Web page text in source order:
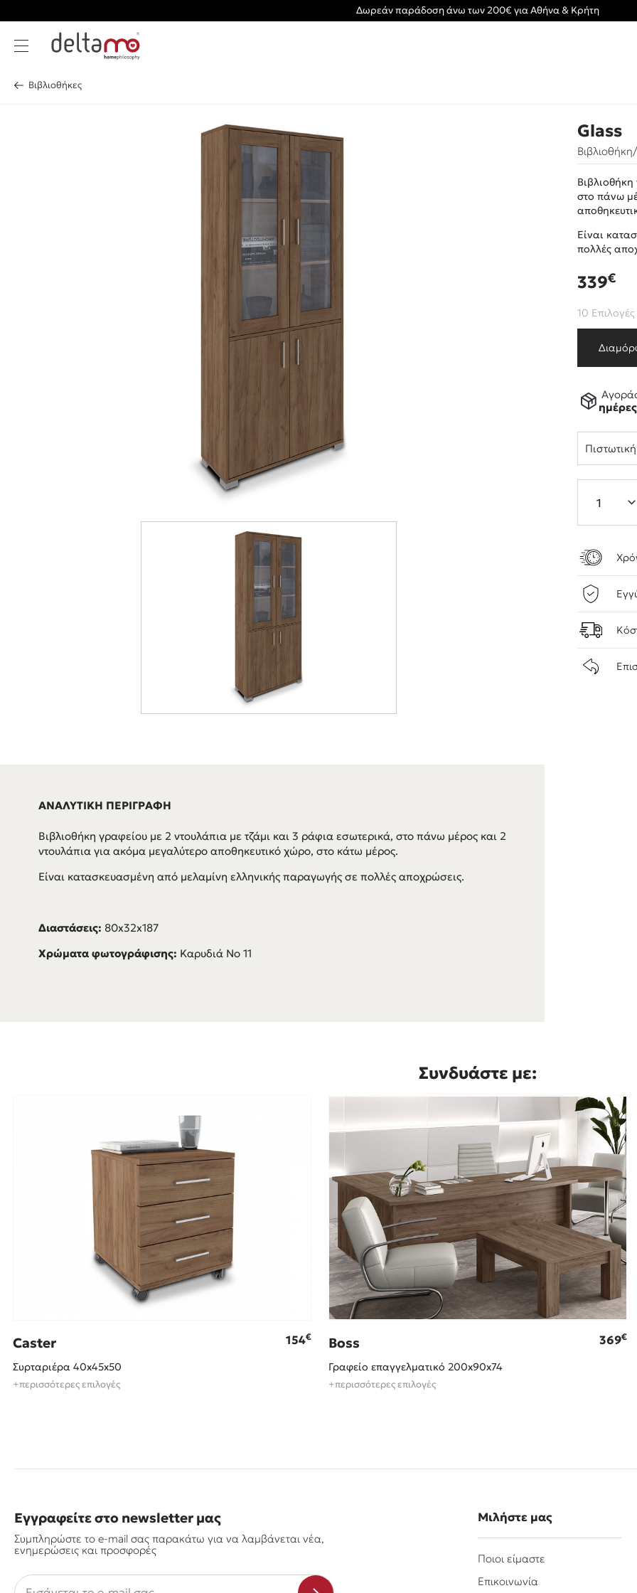
Δωρεάν παράδοση άνω των 200€ για Αθήνα & Κρήτη
Βιβλιοθήκες
ΑΝΑΛΥΤΙΚΗ ΠΕΡΙΓΡΑΦΗ
Βιβλιοθήκη γραφείου με 2 ντουλάπια με τζάμι και 3 ράφια εσωτερικά, στο πάνω μέρος και 2
ντουλάπια για ακόμα μεγαλύτερο αποθηκευτικό χώρο, στο κάτω μέρος.
Είναι κατασκευασμένη από μελαμίνη ελληνικής παραγωγής σε πολλές αποχρώσεις.
Διαστάσεις: 80x32x187
Χρώματα φωτογράφισης: Καρυδιά Νο 11
Glass
στο πάνω
Είναι
πολλές
339€
10 Επιλογές
ημέρες
Συνδυάστε με:
Caster 154€
Συρταριέρα 40x45x50
+περισσότερες επιλογές
Boss 369€
Γραφείο επαγγελματικό 200x90x74
+περισσότερες επιλογές
Εγγραφείτε στο newsletter μας
Συμπληρώστε το e-mail σας παρακάτω για να λαμβάνεται νέα,
ενημερώσεις και προσφορές
Μιλήστε μας
Ποιοι είμαστε
Επικοινωνία